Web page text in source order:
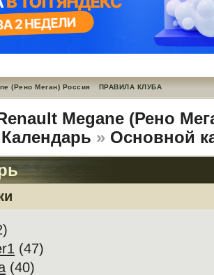
(Рено Меган) Россия ПРАВИЛА КЛУБА
Megane (Рено
Календарь » Основной
(47)
(40)